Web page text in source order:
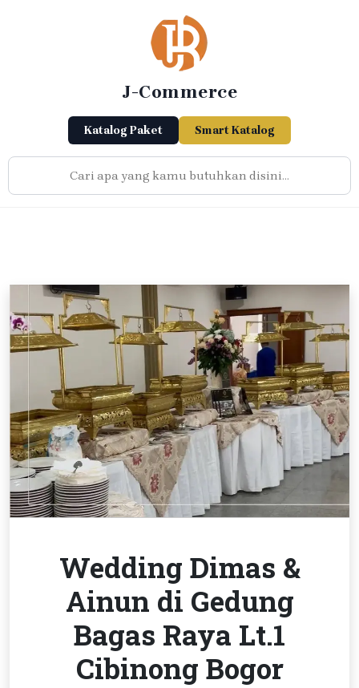
J-Commerce
Katalog Paket Smart Katalog
Wedding Dimas &
Ainun di Gedung
Bagas Raya Lt.1
Cibinong Bogor